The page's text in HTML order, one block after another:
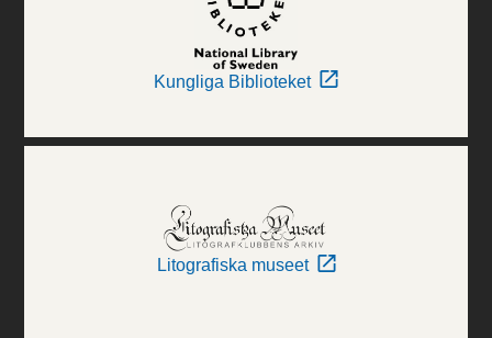
Kungliga Biblioteket
Litografiska museet